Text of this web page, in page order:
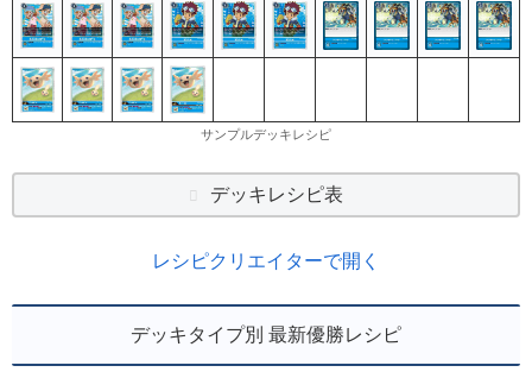
サンプルデッキレシピ
デッキレシピ表
レシピクリエイターで開く
デッキタイプ別 最新優勝レシピ